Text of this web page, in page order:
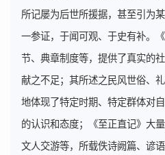
所记屡为后世所援据，甚至引为
一参证，于闻可观、于史有补。
节、典章制度等，提供了真实的
献之不足；其所述之民风世俗、
地体现了特定时期、特定群体对
的认识和态度；《至正直记》大
文人交游等，所载佚诗阙篇、谚